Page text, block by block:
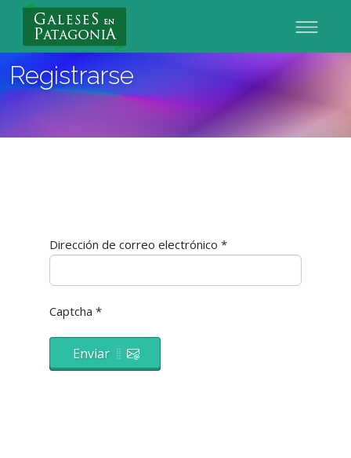
Nuevo Usuario
Registrarse
Dirección de correo electrónico *
Captcha *
Enviar